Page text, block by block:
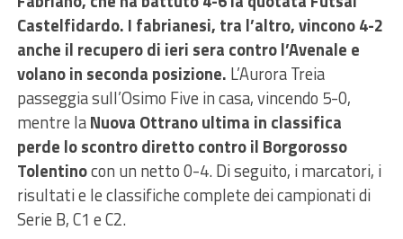
Castelfidardo. I fabrianesi, tra l’altro, vincono 4-2
anche il recupero di ieri sera contro l’Avenale e
volano in seconda posizione. L’Aurora Treia
passeggia sull’Osimo Five in casa, vincendo 5-0,
mentre laNuova Ottrano ultima in classifica
perde lo scontro diretto contro il Borgorosso
Tolentinocon un netto 0-4. Di seguito, i marcatori, i
risultati e le classifiche complete dei campionati di
Serie B, C1 e C2.